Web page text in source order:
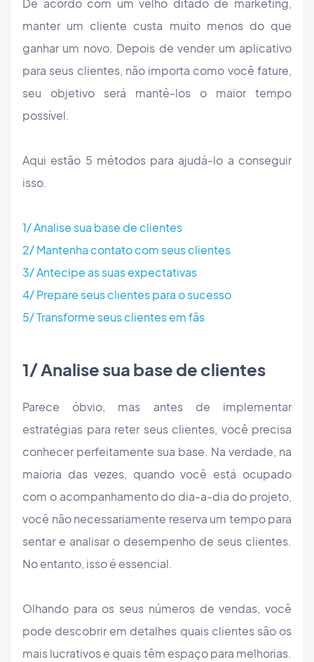
De acordo com um velho ditado de marketing,
manter um cliente custa muito menos do que
ganhar um novo. Depois de vender um aplicativo
para seus clientes, não importa como você fature,
seu objetivo será mantê-los o maior tempo
possível.
Aqui estão 5 métodos para ajudá-lo a conseguir
isso.
1/ Analise sua base de clientes
2/ Mantenha contato com seus clientes
3/ Antecipe as suas expectativas
4/ Prepare seus clientes para o sucesso
5/ Transforme seus clientes em fãs
1/ Analise sua base de clientes
Parece óbvio, mas antes de implementar
estratégias para reter seus clientes, você precisa
conhecer perfeitamente sua base. Na verdade, na
maioria das vezes, quando você está ocupado
com o acompanhamento do dia-a-dia do projeto,
você não necessariamente reserva um tempo para
sentar e analisar o desempenho de seus clientes.
No entanto, isso é essencial.
Olhando para os seus números de vendas, você
pode descobrir em detalhes quais clientes são os
mais lucrativos e quais têm espaço para melhorias.